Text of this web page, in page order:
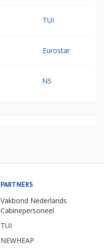
TUI
Eurostar
NS
PARTNERS
Vakbond Nederlands
Cabinepersoneel
TUI
NEWHEAP